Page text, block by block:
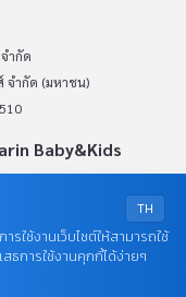
น)
TH
รใช้งานเว็บไซต์ให้สามารถใช้
การใช้งานคุกกี้ได้ง่ายๆ